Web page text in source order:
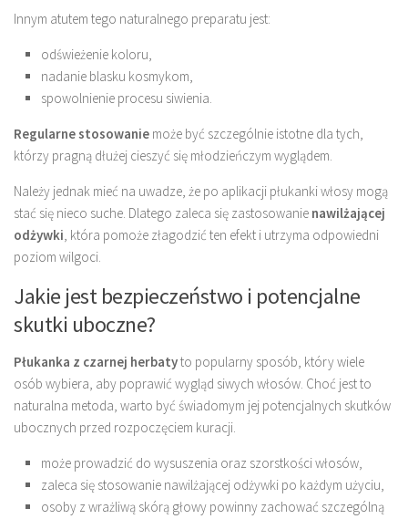
Innym atutem tego naturalnego preparatu jest:
odświeżenie koloru,
nadanie blasku kosmykom,
spowolnienie procesu siwienia.
Regularne stosowanie może być szczególnie istotne dla tych,
którzy pragną dłużej cieszyć się młodzieńczym wyglądem.
Należy jednak mieć na uwadze, że po aplikacji płukanki włosy mogą
stać się nieco suche. Dlatego zaleca się zastosowanie nawilżającej
odżywki, która pomoże złagodzić ten efekt i utrzyma odpowiedni
poziom wilgoci.
Jakie jest bezpieczeństwo i potencjalne
skutki uboczne?
Płukanka z czarnej herbatyto popularny sposób, który wiele
osób wybiera, aby poprawić wygląd siwych włosów. Choć jest to
naturalna metoda, warto być świadomym jej potencjalnych skutków
ubocznych przed rozpoczęciem kuracji.
może prowadzić do wysuszenia oraz szorstkości włosów,
zaleca się stosowanie nawilżającej odżywki po każdym użyciu,
osoby z wrażliwą skórą głowy powinny zachować szczególną